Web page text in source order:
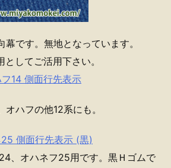
幕です。無地となっています。
してご活用下さい。
14 側面行先表示
ハフの他12系にも。
側面行先表示 (黒)
、オハネフ25用です。黒Ｈゴムで